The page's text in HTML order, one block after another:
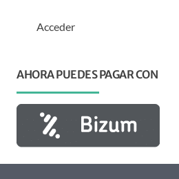
Acceder
AHORA PUEDES PAGAR CON